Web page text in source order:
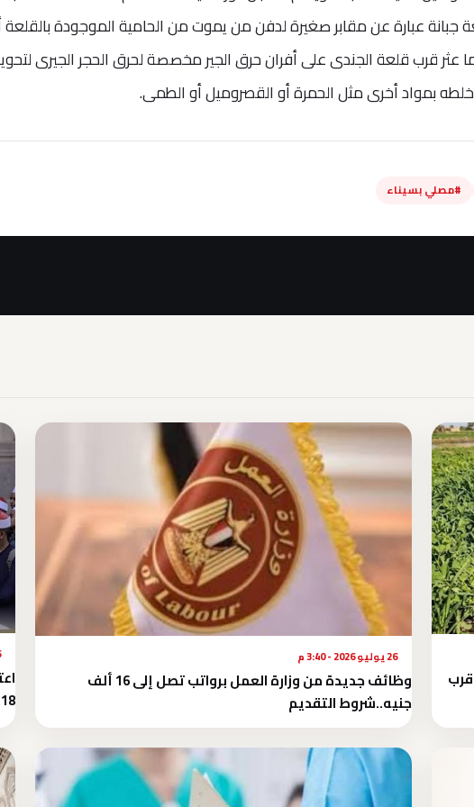
جبانة عبارة عن مقابر صغيرة لدفن من يموت من الحامية الموجودة بالقلعة
عثر قرب قلعة الجندى على أفران حرق الجير مخصصة لحرق الحجر الجيرى
خلطه بمواد أخرى مثل الحمرة أو القصروميل أو الطمى.
#مصلي بسيناء
26 يوليو 2026 - 3:40 م
وظائف جديدة من وزارة العمل برواتب تصل إلى 16 ألف
جنيه..شروط التقديم